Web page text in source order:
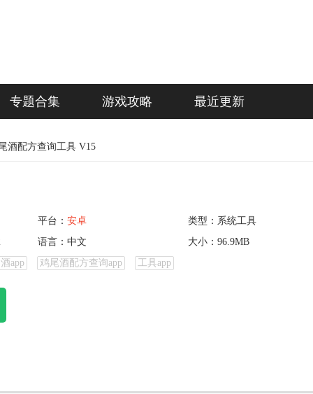
专题合集 游戏攻略 最近更新
酒配方查询工具 V15
平台： 安卓
类型：系统工具
语言：中文
大小：96.9MB
app
鸡尾酒配方查询app 工具app